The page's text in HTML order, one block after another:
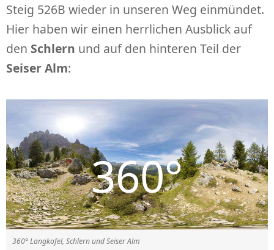
Steig 526B wieder in unseren Weg einmündet.
Hier haben wir einen herrlichen Ausblick auf
den Schlern und auf den hinteren Teil der
Seiser Alm:
360° Langkofel, Schlern und Seiser Alm